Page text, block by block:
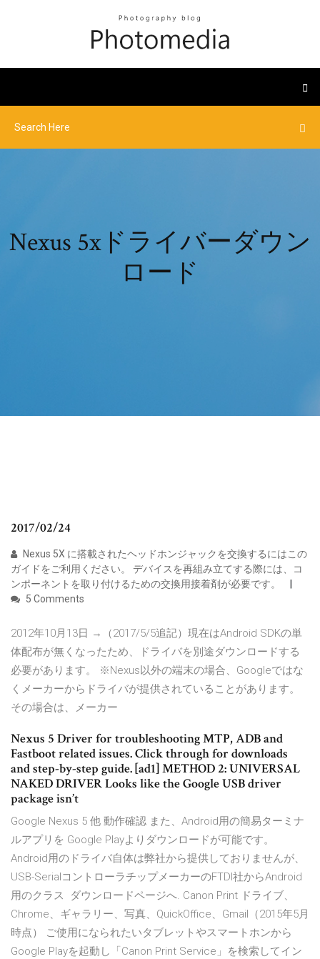
Nexus 5xドライバーダウン
ロード
2017/02/24
Nexus 5X に搭載されたヘッドホンジャックを交換するにはこの
ガイドをご利用ください。 デバイスを再組み立てする際には、コ
ンポーネントを取り付けるための交換用接着剤が必要です。
5 Comments
2012年10月13日 →（2017/5/5追記）現在はAndroid SDKの単
体配布が無くなったため、ドライバを別途ダウンロードする
必要があります。 ※Nexus以外の端末の場合、Googleではな
くメーカーからドライバが提供されていることがあります。
その場合は、メーカー
Nexus 5 Driver for troubleshooting MTP, ADB and
Fastboot related issues. Click through for downloads
and step-by-step guide. [ad1] METHOD 2: UNIVERSAL
NAKED DRIVER Looks like the Google USB driver
package isn’t
Google Nexus 5 他 動作確認 また、Android用の簡易ターミナ
ルアプリを Google Playよりダウンロードが可能です。
Android用のドライバ自体は弊社から提供しておりませんが、
USB-SerialコントローラチップメーカーのFTDI社からAndroid
用のクラス ダウンロードページへ. Canon Print ドライブ、
Chrome、ギャラリー、写真、QuickOffice、Gmail（2015年5月
時点） ご使用になられたいタブレットやスマートホンから
Google Playを起動し「Canon Print Service」を検索してイン